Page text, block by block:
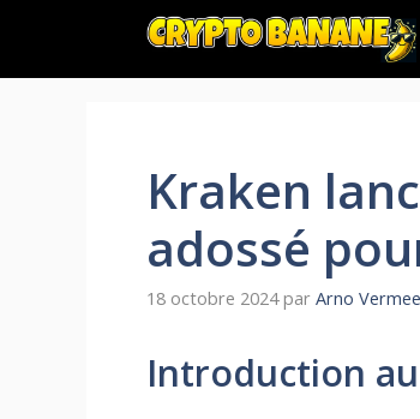
contenu
Kraken
adossé
18 octobre 2024 par Arno
Introduction